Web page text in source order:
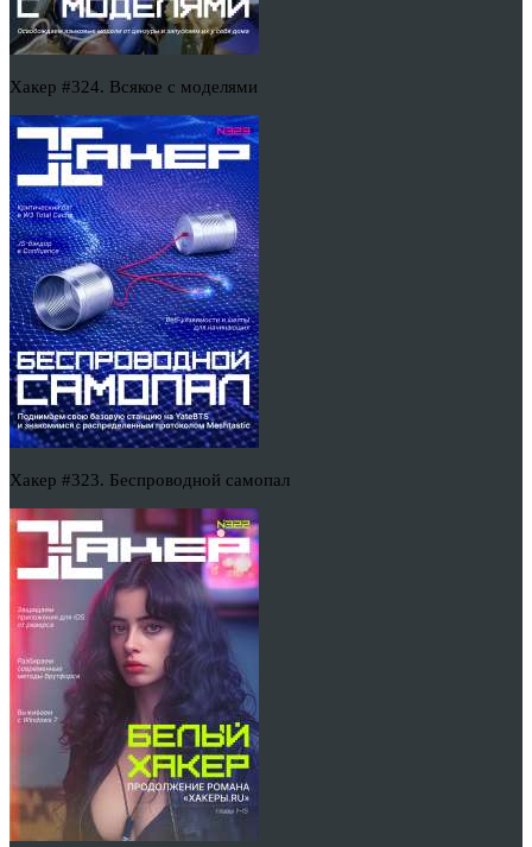
Хакер #324. Всякое с моделями
Хакер #323. Беспроводной самопал